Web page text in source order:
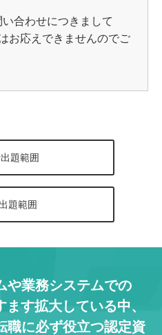
合わせにつきまして
お応えできませんのでご
題範囲
題範囲
や業務システムでの
す拡大している中、
職に必ず役立つ認定資